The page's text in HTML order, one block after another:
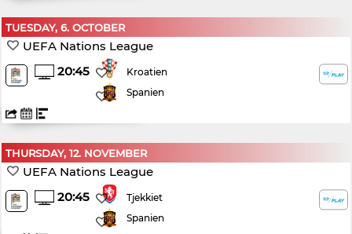
TUESDAY, 6. OCTOBER
UEFA Nations League
20:45
Kroatien
Spanien
THURSDAY, 12. NOVEMBER
UEFA Nations League
20:45
Tjekkiet
Spanien